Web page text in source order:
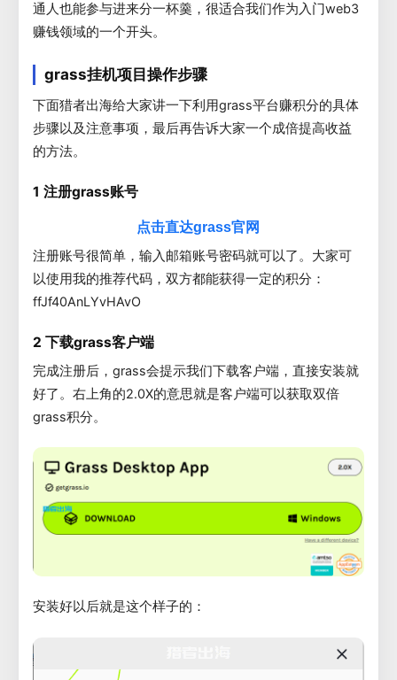
通人也能参与进来分一杯羹，很适合我们作为入门web3
赚钱领域的一个开头。
grass挂机项目操作步骤
下面猎者出海给大家讲一下利用grass平台赚积分的具体
步骤以及注意事项，最后再告诉大家一个成倍提高收益
的方法。
1 注册grass账号
点击直达grass官网
注册账号很简单，输入邮箱账号密码就可以了。大家可
以使用我的推荐代码，双方都能获得一定的积分：
ffJf40AnLYvHAvO
2 下载grass客户端
完成注册后，grass会提示我们下载客户端，直接安装就
好了。右上角的2.0X的意思就是客户端可以获取双倍
grass积分。
安装好以后就是这个样子的：